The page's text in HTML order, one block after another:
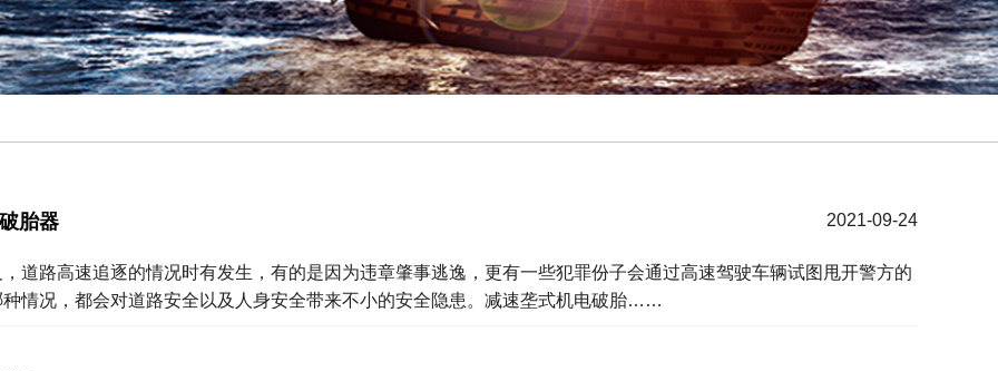
2021-09-24
胎器
道路高速追逐的情况时有发生，有的是因为违章肇事逃逸，更有一些犯罪份子会通过高速驾驶车辆试图甩开警方的
情况，都会对道路安全以及人身安全带来不小的安全隐患。减速垄式机电破胎……